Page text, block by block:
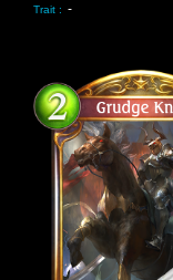
Trait : -